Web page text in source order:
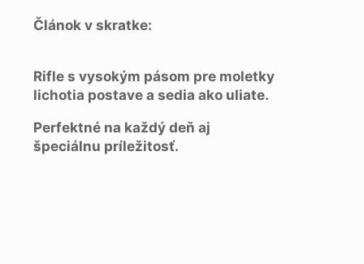
Článok v skratke:
Rifle s vysokým pásom pre moletky
lichotia postave a sedia ako uliate.
Perfektné na každý deň aj
špeciálnu príležitosť.